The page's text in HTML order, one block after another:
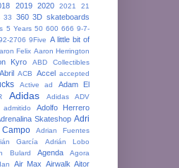
2019 2020 2021
21
33 360 3D skateboards
5 Years 50 600 666 9-7-
2706 9Five A little bit of
Felix Aaron Herrington
Kyro ABD Collectibles
Abril ACB Accel accepted
Active ad
Adam El
Adidas Adidas ADV
admitido Adolfo Herrero
Skateshop Adri
Adrian Fuentes
García
Adrián Lobo
Bulard Agenda Agora
Air Max Airwalk Aitor